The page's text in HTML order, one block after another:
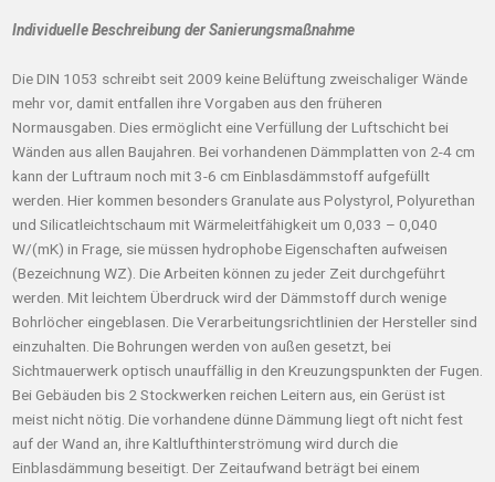
Individuelle Beschreibung der Sanierungsmaßnahme
Die DIN 1053 schreibt seit 2009 keine Belüftung zweischaliger Wände
mehr vor, damit entfallen ihre Vorgaben aus den früheren
Normausgaben. Dies ermöglicht eine Verfüllung der Luftschicht bei
Wänden aus allen Baujahren. Bei vorhandenen Dämmplatten von 2-4 cm
kann der Luftraum noch mit 3-6 cm Einblasdämmstoff aufgefüllt
werden. Hier kommen besonders Granulate aus Polystyrol, Polyurethan
und Silicatleichtschaum mit Wärmeleitfähigkeit um 0,033 – 0,040
W/(mK) in Frage, sie müssen hydrophobe Eigenschaften aufweisen
(Bezeichnung WZ). Die Arbeiten können zu jeder Zeit durchgeführt
werden. Mit leichtem Überdruck wird der Dämmstoff durch wenige
Bohrlöcher eingeblasen. Die Verarbeitungsrichtlinien der Hersteller sind
einzuhalten. Die Bohrungen werden von außen gesetzt, bei
Sichtmauerwerk optisch unauffällig in den Kreuzungspunkten der Fugen.
Bei Gebäuden bis 2 Stockwerken reichen Leitern aus, ein Gerüst ist
meist nicht nötig. Die vorhandene dünne Dämmung liegt oft nicht fest
auf der Wand an, ihre Kaltlufthinterströmung wird durch die
Einblasdämmung beseitigt. Der Zeitaufwand beträgt bei einem